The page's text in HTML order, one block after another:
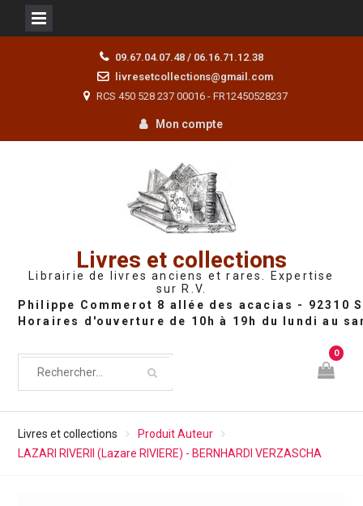
09.67.04.07.48 / 06.16.71.12.38
livresetcollections@gmail.com
RCS 450 528 237 00016 - FR12450528237
Mon compte
Livres et collections
Librairie de livres anciens et rares. Expertise
sur R.V.
0
Livres et collections
Produit Auteur
LAZARI RIVERII (Lazare RIVIERE) - BERNHARDI VERZASCHA